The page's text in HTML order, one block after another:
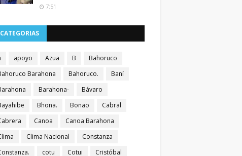
7:51
CATEGORIAS
apoyo Azua B
Bahoruco
Barahona
Bahoruco.
Baní
Barahona-
Bávaro
Bhona. Bonao
Cabral
Canoa
Canoa Barahona
Clima Nacional
Constanza
cotu Cotui
Cristóbal